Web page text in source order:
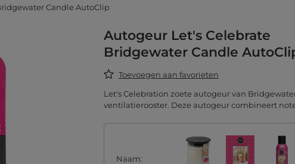
Candle AutoClip
Autogeur Let's Celebrate
Bridgewater Candle
Toevoegen aan favorieten
Let's Celebration zoete autogeur van
ventilatierooster. Deze autogeur combineert
Naam